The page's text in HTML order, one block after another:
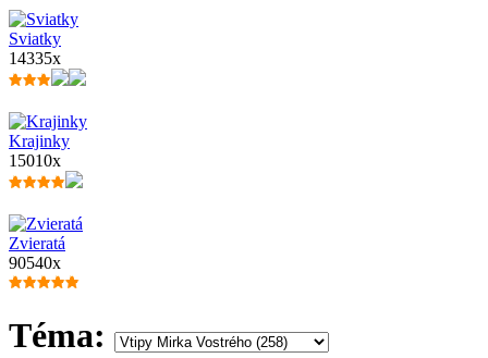
Sviatky
14335x
Krajinky
15010x
Zvieratá
90540x
Téma: